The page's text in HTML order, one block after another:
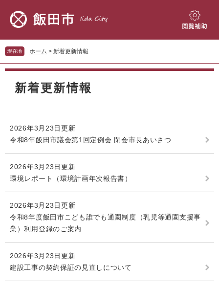
先
頭
を
飛
閲
現在地 ホーム > 新着更新情報
本
新着更新情報
2026年3月23日更新
令和8年飯田市議会第1回定例会 閉会市長あいさつ
2026年3月23日更新
環境レポート（環境計画年次報告書）
2026年3月23日更新
令和8年度飯田市こども誰でも通園制度（乳児等通園支援事
業）利用登録のご案内
2026年3月23日更新
建設工事の契約保証の見直しについて